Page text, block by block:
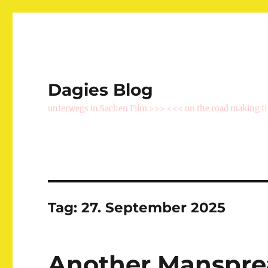
Dagies Blog
unterwegs in Sachen Film >>> <<< on the road making
Tag:27. September 2025